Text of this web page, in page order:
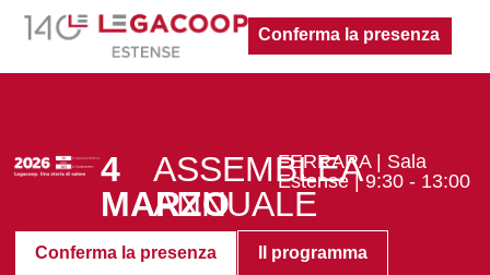
Conferma la presenza
4
MARZO
ASSEMBLEA
ANNUALE
FERRARA | Sala
Estense | 9:30 - 13:00
Conferma la presenza Il programma